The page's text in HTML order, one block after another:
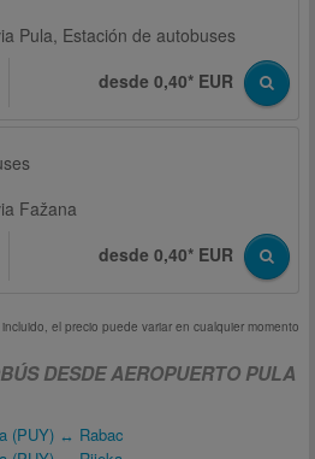
Pula, Estación de autobuses
desde 0,40* EUR
Fažana
desde 0,40* EUR
incluido, el precio puede variar en cualquier momento
DESDE AEROPUERTO PULA
(PUY) ↔ Rabac